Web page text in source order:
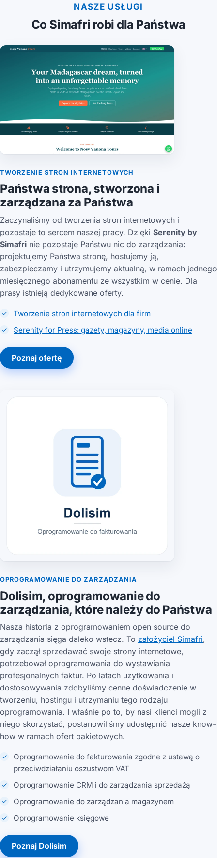
NASZE USŁUGI
Co Simafri robi dla Państwa
TWORZENIE STRON INTERNETOWYCH
Państwa strona, stworzona i
zarządzana za Państwa
Zaczynaliśmy od tworzenia stron internetowych i
pozostaje to sercem naszej pracy. Dzięki Serenity by
Simafri nie pozostaje Państwu nic do zarządzania:
projektujemy Państwa stronę, hostujemy ją,
zabezpieczamy i utrzymujemy aktualną, w ramach jednego
miesięcznego abonamentu ze wszystkim w cenie. Dla
prasy istnieją dedykowane oferty.
Tworzenie stron internetowych dla firm
Serenity for Press: gazety, magazyny, media online
Poznaj ofertę
OPROGRAMOWANIE DO ZARZĄDZANIA
Dolisim, oprogramowanie do
zarządzania, które należy do Państwa
Nasza historia z oprogramowaniem open source do
zarządzania sięga daleko wstecz. To założyciel Simafri,
gdy zaczął sprzedawać swoje strony internetowe,
potrzebował oprogramowania do wystawiania
profesjonalnych faktur. Po latach użytkowania i
dostosowywania zdobyliśmy cenne doświadczenie w
tworzeniu, hostingu i utrzymaniu tego rodzaju
oprogramowania. I właśnie po to, by nasi klienci mogli z
niego skorzystać, postanowiliśmy udostępnić nasze know-
how w ramach ofert pakietowych.
Oprogramowanie do fakturowania zgodne z ustawą o
przeciwdziałaniu oszustwom VAT
Oprogramowanie CRM i do zarządzania sprzedażą
Oprogramowanie do zarządzania magazynem
Oprogramowanie księgowe
Poznaj Dolisim